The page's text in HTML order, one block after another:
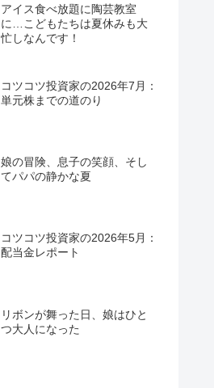
アイス食べ放題に陶芸教室
に…こどもたちは夏休みも大
忙しなんです！
コツコツ投資家の2026年7月：
単元株までの道のり
娘の冒険、息子の笑顔、そし
てパパの静かな夏
コツコツ投資家の2026年5月：
配当金レポート
リボンが舞った日、娘はひと
つ大人になった